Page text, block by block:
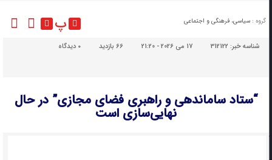
گروه : سیاسی، فرهنگی و اجتماعی پ
شناسه خبر:312122 17 می 2026 - 21:20 66 بازدید دیدگاه
“ستاد ساماندهی و راهبری فضای مجازی” در حال
نهایی‌سازی است